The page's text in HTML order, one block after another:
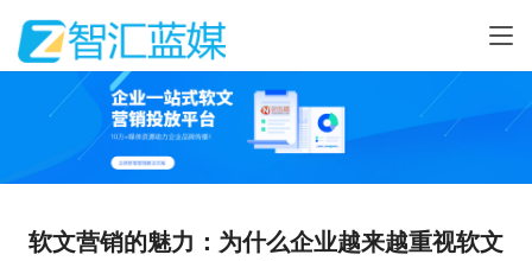
软文营销的魅力：为什么企业越来越重视软文